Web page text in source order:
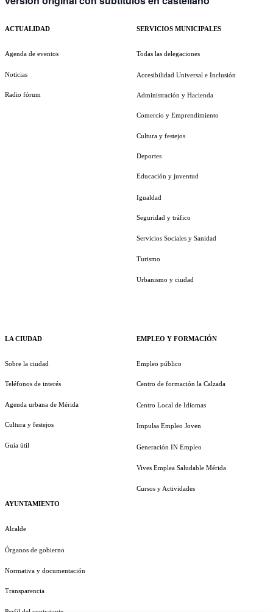
ACTUALIDAD
Agenda de eventos
Noticias
Radio fórum
LA CIUDAD
Sobre la ciudad
Teléfonos de interés
Agenda urbana de Mérida
Cultura y festejos
Guía útil
AYUNTAMIENTO
Alcalde
Órganos de gobierno
Normativa y documentación
Transparencia
SERVICIOS MUNICIPALES
Todas las delegaciones
Accesibilidad Universal e Inclusión
Administración y Hacienda
Comercio y Emprendimiento
Cultura y festejos
Deportes
Educación y juventud
Igualdad
Seguridad y tráfico
Servicios Sociales y Sanidad
Turismo
Urbanismo y ciudad
EMPLEO Y FORMACIÓN
Empleo público
Centro de formación la Calzada
Centro Local de Idiomas
Impulsa Empleo Joven
Generación IN Empleo
Vives Emplea Saludable Mérida
Cursos y Actividades